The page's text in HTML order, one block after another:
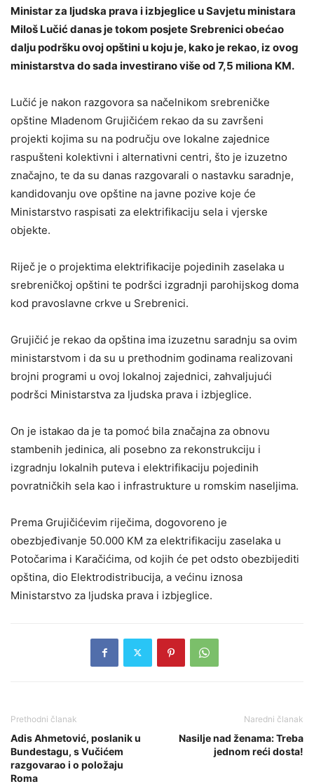
Ministar za ljudska prava i izbjeglice u Savjetu ministara
Miloš Lučić danas je tokom posjete Srebrenici obećao
dalju podršku ovoj opštini u koju je, kako je rekao, iz ovog
ministarstva do sada investirano više od 7,5 miliona KM.
Lučić je nakon razgovora sa načelnikom srebreničke
opštine Mladenom Grujičićem rekao da su završeni
projekti kojima su na području ove lokalne zajednice
raspušteni kolektivni i alternativni centri, što je izuzetno
značajno, te da su danas razgovarali o nastavku saradnje,
kandidovanju ove opštine na javne pozive koje će
Ministarstvo raspisati za elektrifikaciju sela i vjerske
objekte.
Riječ je o projektima elektrifikacije pojedinih zaselaka u
srebreničkoj opštini te podršci izgradnji parohijskog doma
kod pravoslavne crkve u Srebrenici.
Grujičić je rekao da opština ima izuzetnu saradnju sa ovim
ministarstvom i da su u prethodnim godinama realizovani
brojni programi u ovoj lokalnoj zajednici, zahvaljujući
podršci Ministarstva za ljudska prava i izbjeglice.
On je istakao da je ta pomoć bila značajna za obnovu
stambenih jedinica, ali posebno za rekonstrukciju i
izgradnju lokalnih puteva i elektrifikaciju pojedinih
povratničkih sela kao i infrastrukture u romskim naseljima.
Prema Grujičićevim riječima, dogovoreno je
obezbjeđivanje 50.000 KM za elektrifikaciju zaselaka u
Potočarima i Karačićima, od kojih će pet odsto obezbijediti
opština, dio Elektrodistribucija, a većinu iznosa
Ministarstvo za ljudska prava i izbjeglice.
Prethodni članak
Adis Ahmetović, poslanik u
Bundestagu, s Vučićem
razgovarao i o položaju
Roma
Naredni članak
Nasilje nad ženama: Treba
jednom reći dosta!